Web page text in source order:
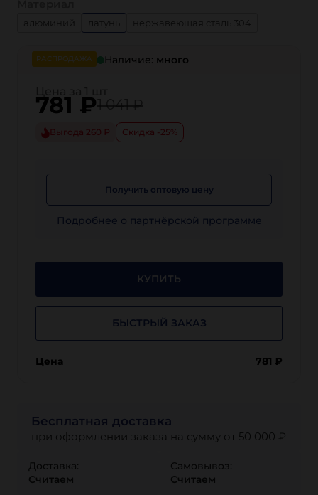
РАСПРОДАЖА Наличие: много
781 ₽ 1 041 ₽
Выгода 260 ₽ Скидка -25%
Получить оптовую цену
Подробнее о партнёрской программе
КУПИТЬ
БЫСТРЫЙ ЗАКАЗ
Цена 781 ₽
Бесплатная доставка
при оформлении заказа на сумму от 50 000 ₽
Доставка:
Считаем
Самовывоз:
Считаем
нержавеющая сталь 304